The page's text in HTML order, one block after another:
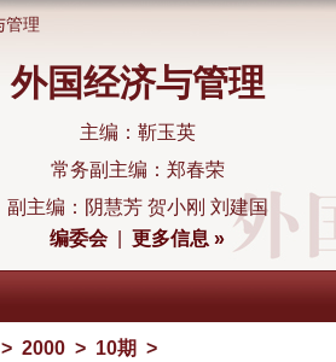
管理
外国经济与管理
主编：靳玉英
常务副主编：郑春荣
副主编：阴慧芳 贺小刚 刘建国
编委会|更多信息 »
> 2000 > 10期 >